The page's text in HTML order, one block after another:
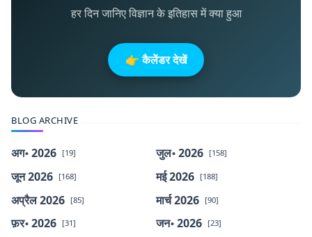
हर दिन जानिए विज्ञान के इतिहास में क्या हुआ
👉 कैलेंडर देखें
BLOG ARCHIVE
अग॰ 2026 [19] जुल॰ 2026 [158]
जून 2026 [168] मई 2026 [188]
अप्रैल 2026 [85] मार्च 2026 [90]
फ़र॰ 2026 [31] जन॰ 2026 [23]